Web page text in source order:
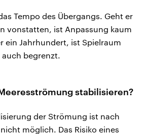
Tempo des Übergangs. Geht er
vonstatten, ist Anpassung kaum
ein Jahrhundert, ist Spielraum
begrenzt.
stabilisieren?
der Strömung ist nach
möglich. Das Risiko eines